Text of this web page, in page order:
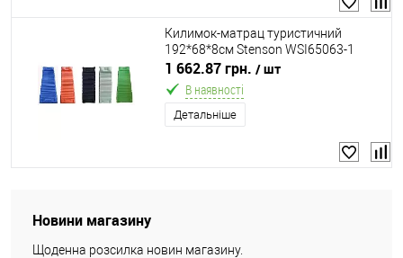
Килимок-матрац туристичний
192*68*8см Stenson WSI65063-1
1 662.87 грн. / шт
В наявності
Детальніше
Новини магазину
Щоденна розсилка новин магазину.